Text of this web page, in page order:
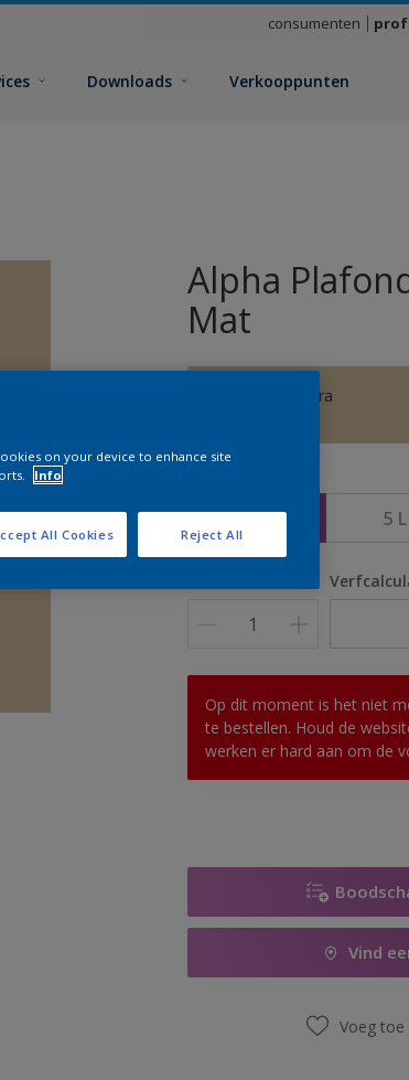
consumenten
Downloads Verkooppunten
Alpha
Mat
RIJKS zacht terra
2,5 L 5 L
Op dit moment is het niet
te bestellen. Houd de
werken er hard aan om de
Vind
Voeg toe
on your device to enhance site
Info
Reject All
All Cookies